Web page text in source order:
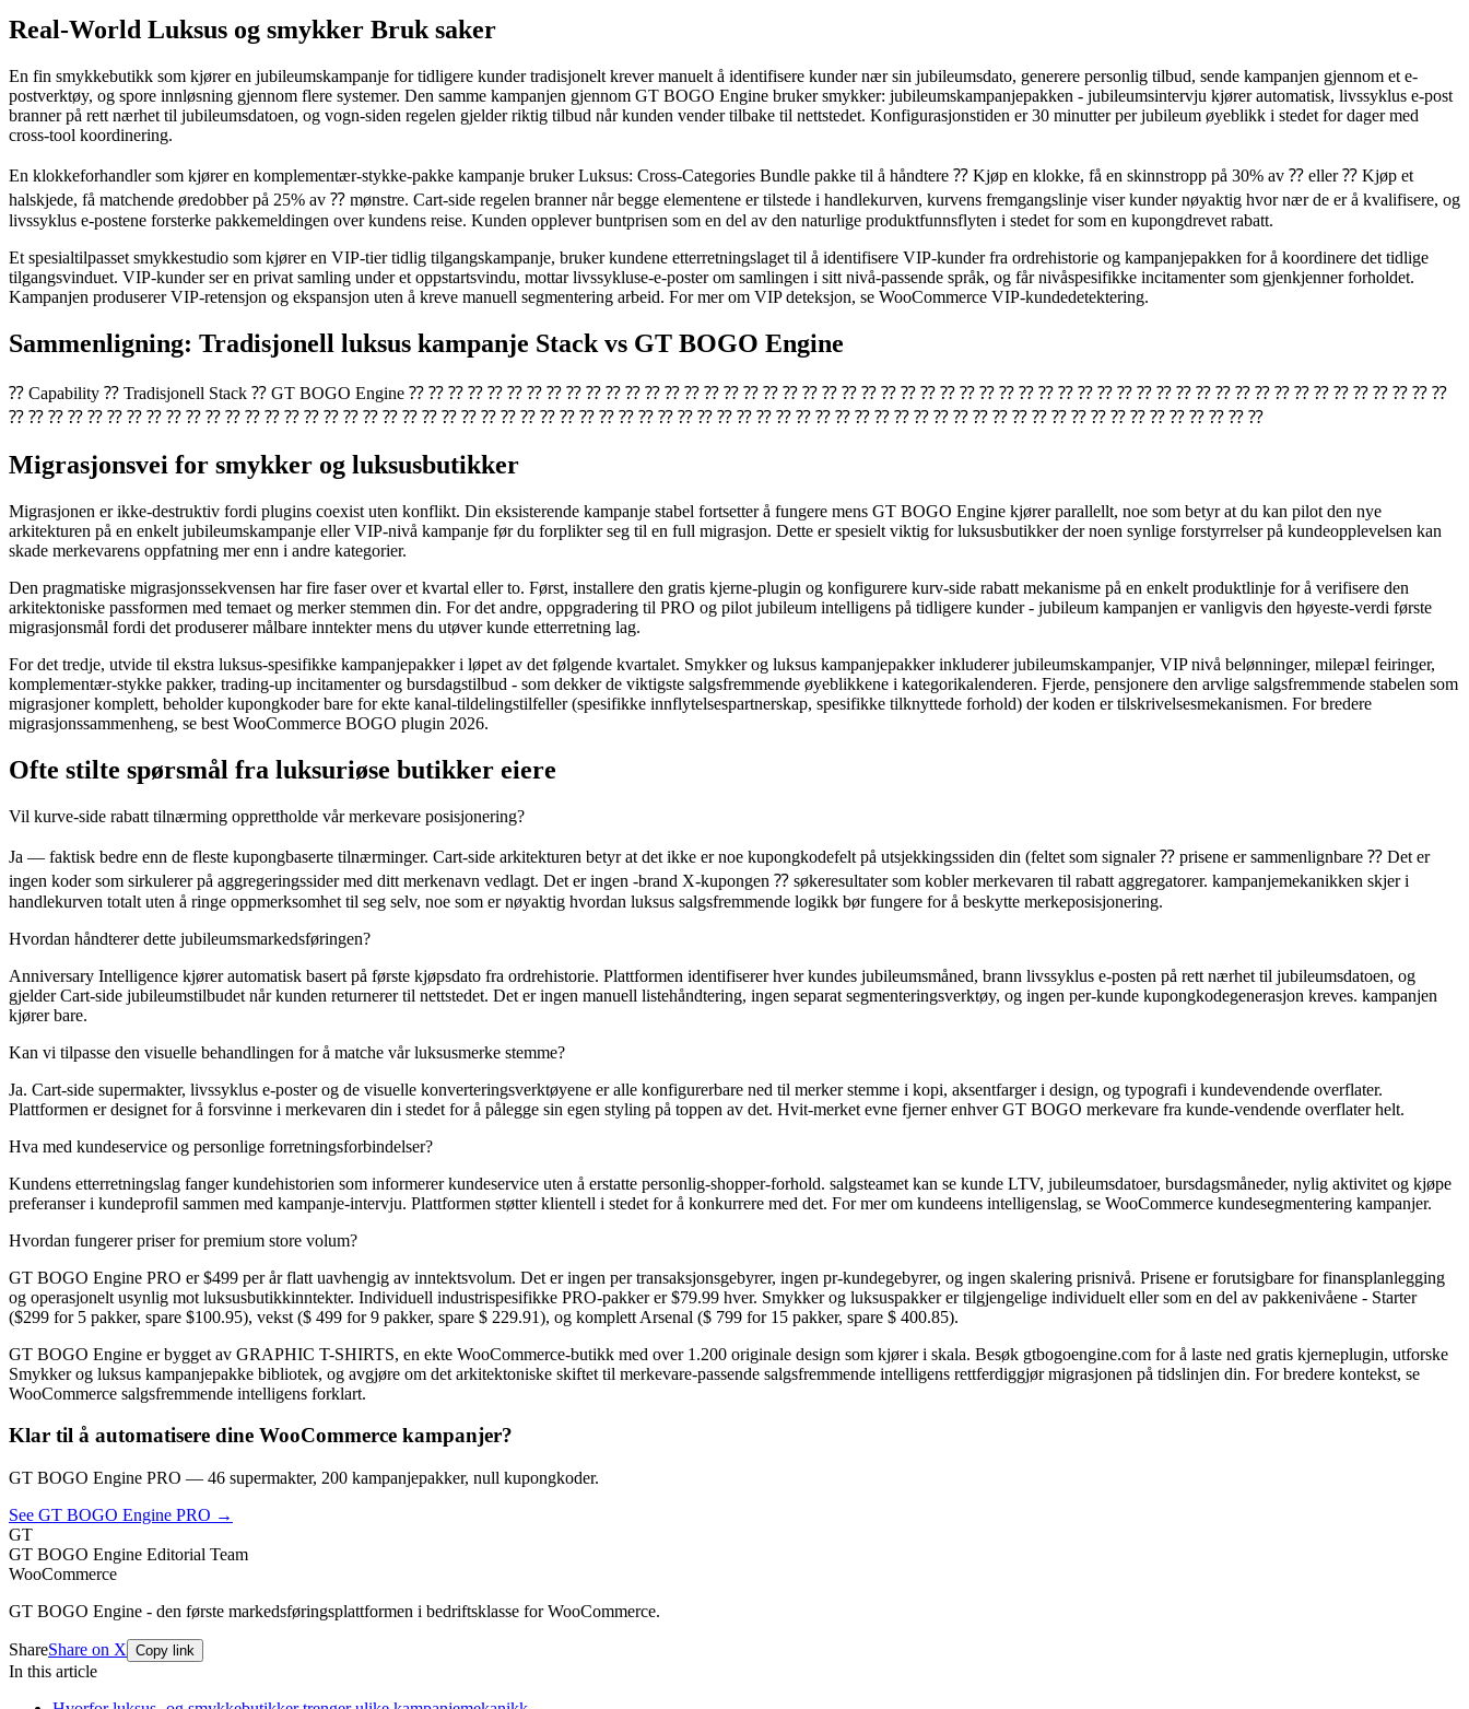
Real-World Luksus og smykker Bruk saker
En fin smykkebutikk som kjører en jubileumskampanje for tidligere kunder tradisjonelt krever manuelt å identifisere kunder nær sin jubileumsdato, generere personlig tilbud, sende kampanjen gjennom et e-
postverktøy, og spore innløsning gjennom flere systemer. Den samme kampanjen gjennom GT BOGO Engine bruker smykker: jubileumskampanjepakken - jubileumsintervju kjører automatisk, livssyklus e-post
branner på rett nærhet til jubileumsdatoen, og vogn-siden regelen gjelder riktig tilbud når kunden vender tilbake til nettstedet. Konfigurasjonstiden er 30 minutter per jubileum øyeblikk i stedet for dager med
cross-tool koordinering.
En klokkeforhandler som kjører en komplementær-stykke-pakke kampanje bruker Luksus: Cross-Categories Bundle pakke til å håndtere ⁇ Kjøp en klokke, få en skinnstropp på 30% av ⁇ eller ⁇ Kjøp et
halskjede, få matchende øredobber på 25% av ⁇ mønstre. Cart-side regelen branner når begge elementene er tilstede i handlekurven, kurvens fremgangslinje viser kunder nøyaktig hvor nær de er å kvalifisere, og
livssyklus e-postene forsterke pakkemeldingen over kundens reise. Kunden opplever buntprisen som en del av den naturlige produktfunnsflyten i stedet for som en kupongdrevet rabatt.
Et spesialtilpasset smykkestudio som kjører en VIP-tier tidlig tilgangskampanje, bruker kundene etterretningslaget til å identifisere VIP-kunder fra ordrehistorie og kampanjepakken for å koordinere det tidlige
tilgangsvinduet. VIP-kunder ser en privat samling under et oppstartsvindu, mottar livssykluse-e-poster om samlingen i sitt nivå-passende språk, og får nivåspesifikke incitamenter som gjenkjenner forholdet.
Kampanjen produserer VIP-retensjon og ekspansjon uten å kreve manuell segmentering arbeid. For mer om VIP deteksjon, se WooCommerce VIP-kundedetektering.
Sammenligning: Tradisjonell luksus kampanje Stack vs GT BOGO Engine
⁇ Capability ⁇ Tradisjonell Stack ⁇ GT BOGO Engine ⁇ ⁇ ⁇ ⁇ ⁇ ⁇ ⁇ ⁇ ⁇ ⁇ ⁇ ⁇ ⁇ ⁇ ⁇ ⁇ ⁇ ⁇ ⁇ ⁇ ⁇ ⁇ ⁇ ⁇ ⁇ ⁇ ⁇ ⁇ ⁇ ⁇ ⁇ ⁇ ⁇ ⁇ ⁇ ⁇ ⁇ ⁇ ⁇ ⁇ ⁇ ⁇ ⁇ ⁇ ⁇ ⁇ ⁇ ⁇ ⁇ ⁇ ⁇ ⁇ ⁇
⁇ ⁇ ⁇ ⁇ ⁇ ⁇ ⁇ ⁇ ⁇ ⁇ ⁇ ⁇ ⁇ ⁇ ⁇ ⁇ ⁇ ⁇ ⁇ ⁇ ⁇ ⁇ ⁇ ⁇ ⁇ ⁇ ⁇ ⁇ ⁇ ⁇ ⁇ ⁇ ⁇ ⁇ ⁇ ⁇ ⁇ ⁇ ⁇ ⁇ ⁇ ⁇ ⁇ ⁇ ⁇ ⁇ ⁇ ⁇ ⁇ ⁇ ⁇ ⁇ ⁇ ⁇ ⁇ ⁇ ⁇ ⁇ ⁇ ⁇ ⁇ ⁇ ⁇ ⁇
Migrasjonsvei for smykker og luksusbutikker
Migrasjonen er ikke-destruktiv fordi plugins coexist uten konflikt. Din eksisterende kampanje stabel fortsetter å fungere mens GT BOGO Engine kjører parallellt, noe som betyr at du kan pilot den nye
arkitekturen på en enkelt jubileumskampanje eller VIP-nivå kampanje før du forplikter seg til en full migrasjon. Dette er spesielt viktig for luksusbutikker der noen synlige forstyrrelser på kundeopplevelsen kan
skade merkevarens oppfatning mer enn i andre kategorier.
Den pragmatiske migrasjonssekvensen har fire faser over et kvartal eller to. Først, installere den gratis kjerne-plugin og konfigurere kurv-side rabatt mekanisme på en enkelt produktlinje for å verifisere den
arkitektoniske passformen med temaet og merker stemmen din. For det andre, oppgradering til PRO og pilot jubileum intelligens på tidligere kunder - jubileum kampanjen er vanligvis den høyeste-verdi første
migrasjonsmål fordi det produserer målbare inntekter mens du utøver kunde etterretning lag.
For det tredje, utvide til ekstra luksus-spesifikke kampanjepakker i løpet av det følgende kvartalet. Smykker og luksus kampanjepakker inkluderer jubileumskampanjer, VIP nivå belønninger, milepæl feiringer,
komplementær-stykke pakker, trading-up incitamenter og bursdagstilbud - som dekker de viktigste salgsfremmende øyeblikkene i kategorikalenderen. Fjerde, pensjonere den arvlige salgsfremmende stabelen som
migrasjoner komplett, beholder kupongkoder bare for ekte kanal-tildelingstilfeller (spesifikke innflytelsespartnerskap, spesifikke tilknyttede forhold) der koden er tilskrivelsesmekanismen. For bredere
migrasjonssammenheng, se best WooCommerce BOGO plugin 2026.
Ofte stilte spørsmål fra luksuriøse butikker eiere
Vil kurve-side rabatt tilnærming opprettholde vår merkevare posisjonering?
Ja — faktisk bedre enn de fleste kupongbaserte tilnærminger. Cart-side arkitekturen betyr at det ikke er noe kupongkodefelt på utsjekkingssiden din (feltet som signaler ⁇ prisene er sammenlignbare ⁇ Det er
ingen koder som sirkulerer på aggregeringssider med ditt merkenavn vedlagt. Det er ingen -brand X-kupongen ⁇ søkeresultater som kobler merkevaren til rabatt aggregatorer. kampanjemekanikken skjer i
handlekurven totalt uten å ringe oppmerksomhet til seg selv, noe som er nøyaktig hvordan luksus salgsfremmende logikk bør fungere for å beskytte merkeposisjonering.
Hvordan håndterer dette jubileumsmarkedsføringen?
Anniversary Intelligence kjører automatisk basert på første kjøpsdato fra ordrehistorie. Plattformen identifiserer hver kundes jubileumsmåned, brann livssyklus e-posten på rett nærhet til jubileumsdatoen, og
gjelder Cart-side jubileumstilbudet når kunden returnerer til nettstedet. Det er ingen manuell listehåndtering, ingen separat segmenteringsverktøy, og ingen per-kunde kupongkodegenerasjon kreves. kampanjen
kjører bare.
Kan vi tilpasse den visuelle behandlingen for å matche vår luksusmerke stemme?
Ja. Cart-side supermakter, livssyklus e-poster og de visuelle konverteringsverktøyene er alle konfigurerbare ned til merker stemme i kopi, aksentfarger i design, og typografi i kundevendende overflater.
Plattformen er designet for å forsvinne i merkevaren din i stedet for å pålegge sin egen styling på toppen av det. Hvit-merket evne fjerner enhver GT BOGO merkevare fra kunde-vendende overflater helt.
Hva med kundeservice og personlige forretningsforbindelser?
Kundens etterretningslag fanger kundehistorien som informerer kundeservice uten å erstatte personlig-shopper-forhold. salgsteamet kan se kunde LTV, jubileumsdatoer, bursdagsmåneder, nylig aktivitet og kjøpe
preferanser i kundeprofil sammen med kampanje-intervju. Plattformen støtter klientell i stedet for å konkurrere med det. For mer om kundeens intelligenslag, se WooCommerce kundesegmentering kampanjer.
Hvordan fungerer priser for premium store volum?
GT BOGO Engine PRO er $499 per år flatt uavhengig av inntektsvolum. Det er ingen per transaksjonsgebyrer, ingen pr-kundegebyrer, og ingen skalering prisnivå. Prisene er forutsigbare for finansplanlegging
og operasjonelt usynlig mot luksusbutikkinntekter. Individuell industrispesifikke PRO-pakker er $79.99 hver. Smykker og luksuspakker er tilgjengelige individuelt eller som en del av pakkenivåene - Starter
($299 for 5 pakker, spare $100.95), vekst ($ 499 for 9 pakker, spare $ 229.91), og komplett Arsenal ($ 799 for 15 pakker, spare $ 400.85).
GT BOGO Engine er bygget av GRAPHIC T-SHIRTS, en ekte WooCommerce-butikk med over 1.200 originale design som kjører i skala. Besøk gtbogoengine.com for å laste ned gratis kjerneplugin, utforske
Smykker og luksus kampanjepakke bibliotek, og avgjøre om det arkitektoniske skiftet til merkevare-passende salgsfremmende intelligens rettferdiggjør migrasjonen på tidslinjen din. For bredere kontekst, se
WooCommerce salgsfremmende intelligens forklart.
Klar til å automatisere dine WooCommerce kampanjer?
GT BOGO Engine PRO — 46 supermakter, 200 kampanjepakker, null kupongkoder.
See GT BOGO Engine PRO →
GT
GT BOGO Engine Editorial Team
WooCommerce
GT BOGO Engine - den første markedsføringsplattformen i bedriftsklasse for WooCommerce.
ShareShare on X Copy link
In this article